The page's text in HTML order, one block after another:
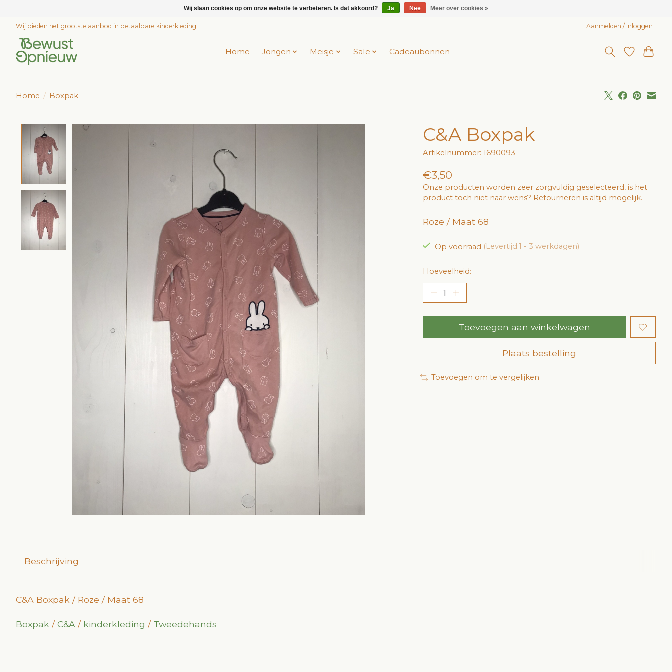
Wij bieden het grootste aanbod in betaalbare kinderkleding! Aanmelden / Inloggen
Home Jongen Meisje Sale Cadeaubonnen
Home / Boxpak
Product image slideshow Items C&A Boxpak
Artikelnummer: 1690093
€3,50
Onze producten worden zeer zorgvuldig geselecteerd, is het
product toch niet naar wens? Retourneren is altijd mogelijk.
Roze / Maat 68
Op voorraad (Levertijd:1 - 3 werkdagen)
Hoeveelheid:
Toevoegen aan winkelwagen
Plaats bestelling
Toevoegen om te vergelijken
Beschrijving
C&A Boxpak / Roze / Maat 68
Boxpak /C&A / kinderkleding / Tweedehands
Wij slaan cookies op om onze website te verbeteren. Is dat akkoord? Ja Nee Meer over cookies »